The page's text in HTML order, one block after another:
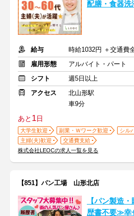
配膳・食器洗
給与
時給1032円 ＋交通費
雇用形態
アルバイト・パート
シフト
週5日以上
アクセス
北山形駅
車9分
あと 1日
大学生歓迎 副業・Ｗワーク歓迎
シル
主婦(夫)歓迎
交通費支給
株式会社LEOCの求人一覧を見る
【851】パン工場 山形北店
【パン製造
歴書不要≫幸